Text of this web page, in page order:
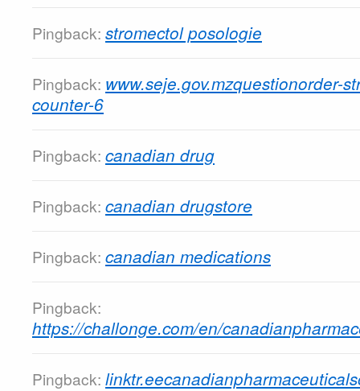
Pingback: stromectol posologie
Pingback: www.seje.gov.mzquestionorder-
counter-6
Pingback: canadian drug
Pingback: canadian drugstore
Pingback: canadian medications
Pingback:
https://challonge.com/en/
Pingback: